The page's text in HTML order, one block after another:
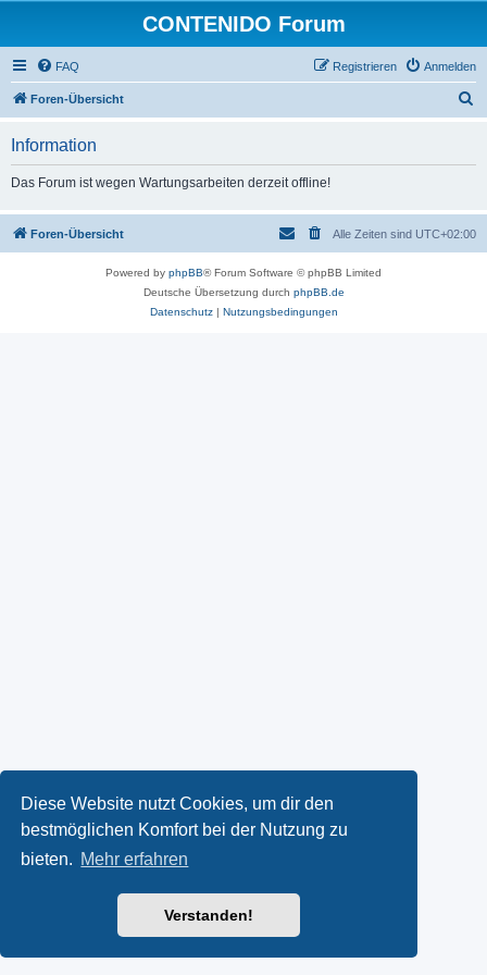
Diese Website nutzt Cookies, um dir den
bestmöglichen Komfort bei der Nutzung zu
bieten. Mehr erfahren
Verstanden!
CONTENIDO Forum
FAQ Anmelden
Registrieren
Foren-Übersicht
Information
Das Forum ist wegen Wartungsarbeiten derzeit offline!
Foren-Übersicht Alle Zeiten sind UTC+02:00
Powered by phpBB® Forum Software © phpBB Limited
Deutsche Übersetzung durch phpBB.de
Datenschutz| Nutzungsbedingungen